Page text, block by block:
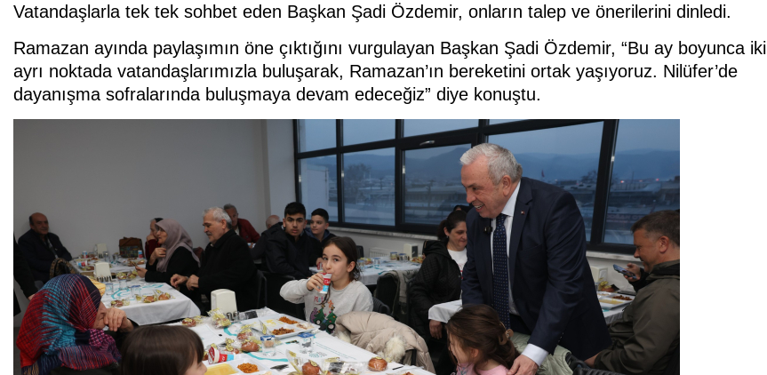
Vatandaşlarla tek tek sohbet eden Başkan Şadi Özdemir, onların talep ve önerilerini dinledi.
Ramazan ayında paylaşımın öne çıktığını vurgulayan Başkan Şadi Özdemir, “Bu ay boyunca iki
ayrı noktada vatandaşlarımızla buluşarak, Ramazan’ın bereketini ortak yaşıyoruz. Nilüfer’de
dayanışma sofralarında buluşmaya devam edeceğiz” diye konuştu.